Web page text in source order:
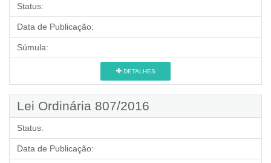
Status:
Data de Publicação:
Súmula:
DETALHES
Lei Ordinária 807/2016
Status:
Data de Publicação: